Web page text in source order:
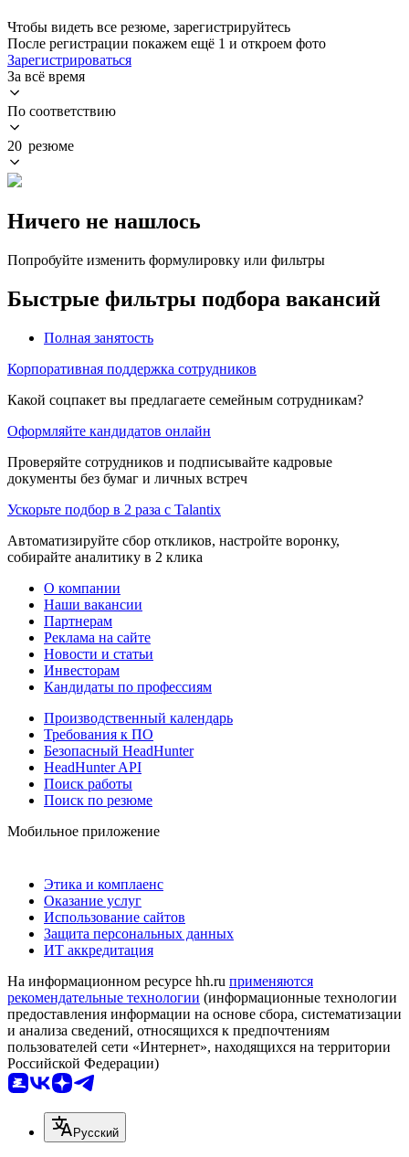
Чтобы видеть все резюме, зарегистрируйтесь
После регистрации покажем ещё 1 и откроем фото
Зарегистрироваться
За всё время
По соответствию
20 резюме
Ничего не нашлось
Попробуйте изменить формулировку или фильтры
Быстрые фильтры подбора вакансий
Полная занятость
Корпоративная поддержка сотрудников
Какой соцпакет вы предлагаете семейным сотрудникам?
Оформляйте кандидатов онлайн
Проверяйте сотрудников и подписывайте кадровые
документы без бумаг и личных встреч
Ускорьте подбор в 2 раза с Talantix
Автоматизируйте сбор откликов, настройте воронку,
собирайте аналитику в 2 клика
О компании
Наши вакансии
Партнерам
Реклама на сайте
Новости и статьи
Инвесторам
Кандидаты по профессиям
Производственный календарь
Требования к ПО
Безопасный HeadHunter
HeadHunter API
Поиск работы
Поиск по резюме
Мобильное приложение
Этика и комплаенс
Оказание услуг
Использование сайтов
Защита персональных данных
ИТ аккредитация
На информационном ресурсе hh.ru применяются
рекомендательные технологии (информационные технологии
предоставления информации на основе сбора, систематизации
и анализа сведений, относящихся к предпочтениям
пользователей сети «Интернет», находящихся на территории
Российской Федерации)
Русский